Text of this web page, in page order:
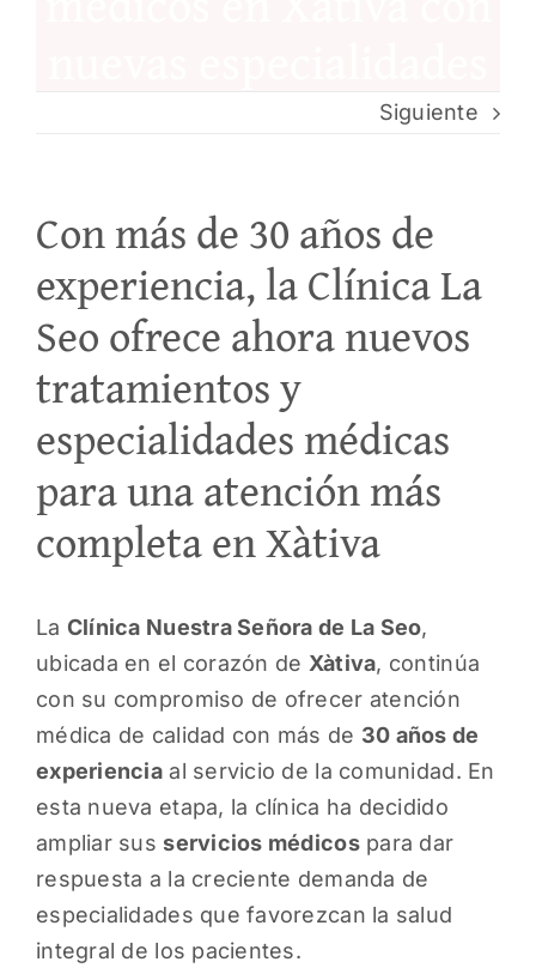
Siguiente
Con más de 30 años de
experiencia, la Clínica La
Seo ofrece ahora nuevos
tratamientos y
especialidades médicas
para una atención más
completa en Xàtiva
La Clínica Nuestra Señora de La Seo,
ubicada en el corazón de Xàtiva, continúa
con su compromiso de ofrecer atención
médica de calidad con más de 30 años de
experienciaal servicio de la comunidad. En
esta nueva etapa, la clínica ha decidido
ampliar susservicios médicospara dar
respuesta a la creciente demanda de
especialidades que favorezcan la salud
integral de los pacientes.